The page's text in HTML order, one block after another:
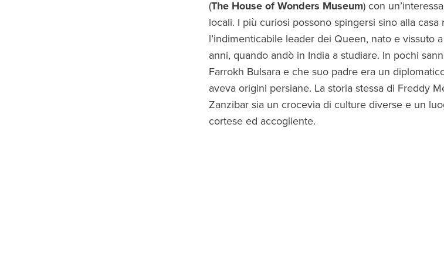
(The House of Wonders Museum) con
locali. I più curiosi possono spingersi sino alla casa
l’indimenticabile leader dei Queen, nato e vissuto
anni, quando andò in India a studiare. In pochi
Farrokh Bulsara e che suo padre era un
aveva origini persiane. La storia stessa di Freddy
Zanzibar sia un crocevia di culture diverse e un
cortese ed accogliente.